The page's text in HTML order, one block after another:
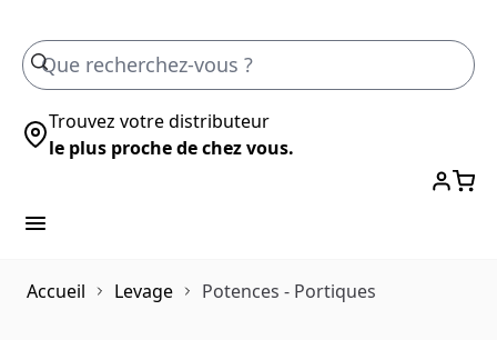
Trouvez votre distributeur
le plus proche de chez vous.
Accueil Levage Potences - Portiques